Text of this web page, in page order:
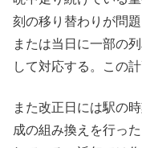
刻の移り替わりが問
または当日に一部の
して対応する。この
また改正日には駅の
成の組み換えを行っ